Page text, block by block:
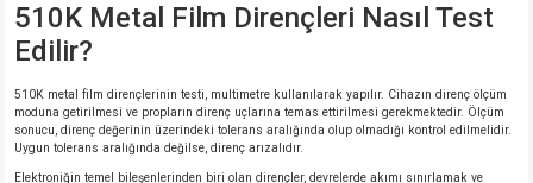
510K Metal Film Dirençleri Nasıl Test
Edilir?
510K metal film dirençlerinin testi, multimetre kullanılarak yapılır. Cihazın direnç ölçüm
moduna getirilmesi ve propların direnç uçlarına temas ettirilmesi gerekmektedir. Ölçüm
sonucu, direnç değerinin üzerindeki tolerans aralığında olup olmadığı kontrol edilmelidir.
Uygun tolerans aralığında değilse, direnç arızalıdır.
Elektroniğin temel bileşenlerinden biri olan dirençler, devrelerde akımı sınırlamak ve